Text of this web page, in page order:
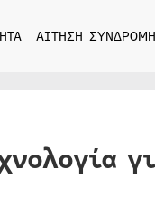
ΑΙΤΗΣΗ